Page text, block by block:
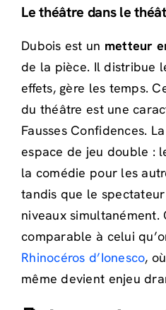
Le théâtre dans le
Dubois est un metteur
de la pièce. Il distribue
effets, gère les temps.
du théâtre est une
Fausses Confidences.
espace de jeu double :
la comédie pour les
tandis que le
niveaux simultanément.
comparable à celui
Rhinocéros d’Ionesco,
même devient enjeu